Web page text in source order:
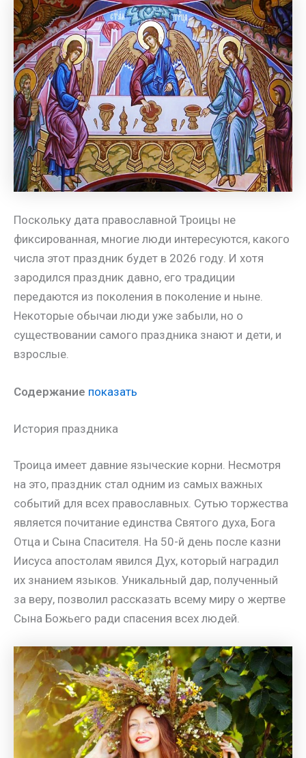
m
a
s
s
n
i
k
i
A
p
p
e
r
e
s
t
a
i
l
т
п
р
а
в
и
т
ь
Поскольку дата православной Троицы не
фиксированная, многие люди интересуются, какого
числа этот праздник будет в 2026 году. И хотя
зародился праздник давно, его традиции
передаются из поколения в поколение и ныне.
Некоторые обычаи люди уже забыли, но о
существовании самого праздника знают и дети, и
взрослые.
Содержание показать
История праздника
Троица имеет давние языческие корни. Несмотря
на это, праздник стал одним из самых важных
событий для всех православных. Сутью торжества
является почитание единства Святого духа, Бога
Отца и Сына Спасителя. На 50-й день после казни
Иисуса апостолам явился Дух, который наградил
их знанием языков. Уникальный дар, полученный
за веру, позволил рассказать всему миру о жертве
Сына Божьего ради спасения всех людей.